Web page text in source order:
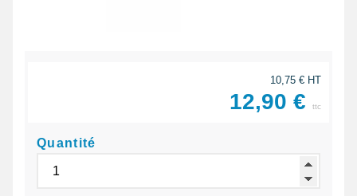
10,75 € HT
12,90 € ttc
Quantité